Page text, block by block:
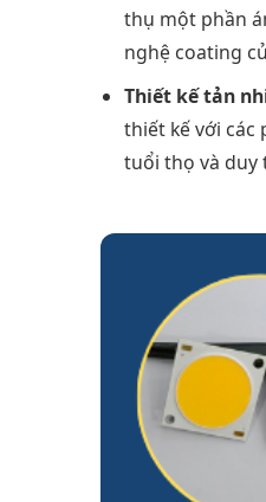
thụ một phần
nghệ coating
Thiết kế tản
thiết kế với
tuổi thọ và duy